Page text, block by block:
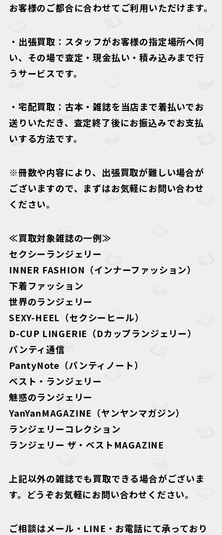
お客様のご都合に合わせてご利用いただけます。
・ 出張買取 ：スタッフがお客様の指定場所へ伺
い、その場で査定・現金払い・積み込みまで行
うサービスです。
・ 宅配買取 ：古本・雑誌を当店まで着払いでお
送りいただき、査定終了後にお振込みでお支払
いする方法です。
※冊数や内容により、出張買取が難しい場合が
ございますので、まずはお気軽にお問い合わせ
ください。
≪買取対象雑誌の一例≫
セクシーランジェリー
INNER FASHION（インナーファッション）
下着ファッション
世界のランジェリー
SEXY-HEEL（セクシーヒール）
D-CUP LINGERIE（Dカップランジェリー）
パンティ通信
PantyNote（パンティノート）
ベスト・ランジェリー
魅惑のランジェリー
YanYanMAGAZINE（ヤンヤンマガジン）
ランジェリーコレクション
ランジェリー ザ・ベストMAGAZINE
上記以外の雑誌でも買取できる場合がございま
す。どうぞお気軽にお問い合わせください。
ご相談はメール・LINE・お電話にて承っており